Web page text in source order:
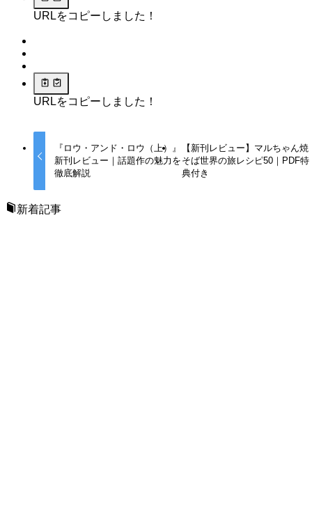
URLをコピーしました！
URLをコピーしました！
『ロウ・アンド・ロウ（上）』
新刊レビュー｜話題作の魅力を
徹底解説
【新刊レビュー】マルちゃん焼
そば世界の旅レシピ50｜PDF特
典付き
新着記事